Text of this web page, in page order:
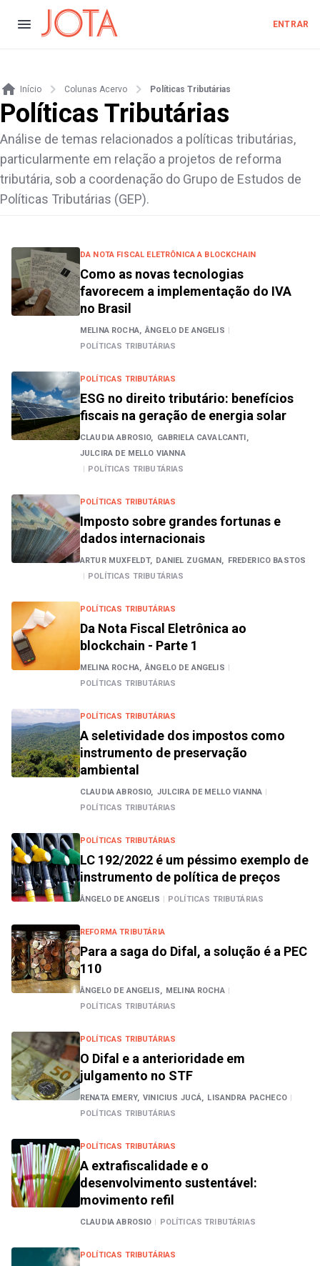
ENTRAR
Início Colunas Acervo Políticas Tributárias
Políticas Tributárias
Análise de temas relacionados a políticas tributárias,
particularmente em relação a projetos de reforma
tributária, sob a coordenação do Grupo de Estudos de
Políticas Tributárias (GEP).
DA NOTA FISCAL ELETRÔNICA A BLOCKCHAIN
Como as novas tecnologias
favorecem a implementação do IVA
no Brasil
MELINA ROCHA, ÂNGELO DE ANGELIS |
POLÍTICAS TRIBUTÁRIAS
POLÍTICAS TRIBUTÁRIAS
ESG no direito tributário: benefícios
fiscais na geração de energia solar
CLAUDIA ABROSIO, GABRIELA CAVALCANTI,
JULCIRA DE MELLO VIANNA
| POLÍTICAS TRIBUTÁRIAS
POLÍTICAS TRIBUTÁRIAS
Imposto sobre grandes fortunas e
dados internacionais
ARTUR MUXFELDT, DANIEL ZUGMAN, FREDERICO BASTOS
| POLÍTICAS TRIBUTÁRIAS
POLÍTICAS TRIBUTÁRIAS
Da Nota Fiscal Eletrônica ao
blockchain - Parte 1
MELINA ROCHA, ÂNGELO DE ANGELIS |
POLÍTICAS TRIBUTÁRIAS
POLÍTICAS TRIBUTÁRIAS
A seletividade dos impostos como
instrumento de preservação
ambiental
CLAUDIA ABROSIO, JULCIRA DE MELLO VIANNA |
POLÍTICAS TRIBUTÁRIAS
POLÍTICAS TRIBUTÁRIAS
LC 192/2022 é um péssimo exemplo de
instrumento de política de preços
ÂNGELO DE ANGELIS | POLÍTICAS TRIBUTÁRIAS
REFORMA TRIBUTÁRIA
Para a saga do Difal, a solução é a PEC
110
ÂNGELO DE ANGELIS, MELINA ROCHA |
POLÍTICAS TRIBUTÁRIAS
POLÍTICAS TRIBUTÁRIAS
O Difal e a anterioridade em
julgamento no STF
RENATA EMERY, VINICIUS JUCÁ, LISANDRA PACHECO |
POLÍTICAS TRIBUTÁRIAS
POLÍTICAS TRIBUTÁRIAS
A extrafiscalidade e o
desenvolvimento sustentável:
movimento refil
CLAUDIA ABROSIO | POLÍTICAS TRIBUTÁRIAS
POLÍTICAS TRIBUTÁRIAS